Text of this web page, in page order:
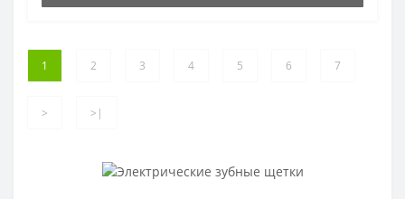
1 2 3 4 5 6 7
> >|